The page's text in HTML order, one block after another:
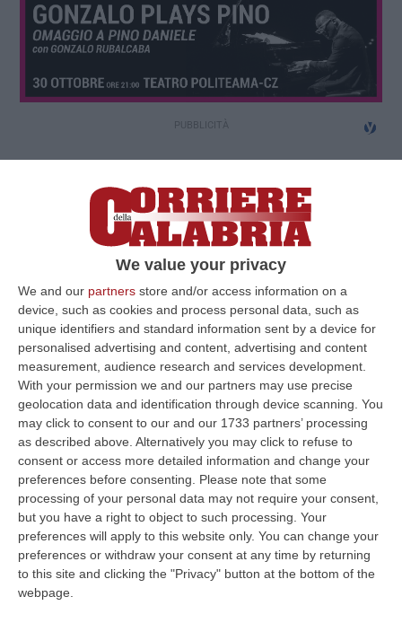
We value your privacy
We and our partners store and/or access information on a
device, such as cookies and process personal data, such as
unique identifiers and standard information sent by a device for
personalised advertising and content, advertising and content
measurement, audience research and services development.
With your permission we and our partners may use precise
geolocation data and identification through device scanning. You
may click to consent to our and our 1733 partners’ processing
as described above. Alternatively you may click to refuse to
consent or access more detailed information and change your
preferences before consenting. Please note that some
processing of your personal data may not require your consent,
but you have a right to object to such processing. Your
preferences will apply to this website only. You can change your
preferences or withdraw your consent at any time by returning
to this site and clicking the "Privacy" button at the bottom of the
webpage.
Clicca e segui “Corriere della Calabria” su Google News
REGGIO CALABRIADopo l’incontro di
domenica 26 marzo a Torre Faro a Messina,